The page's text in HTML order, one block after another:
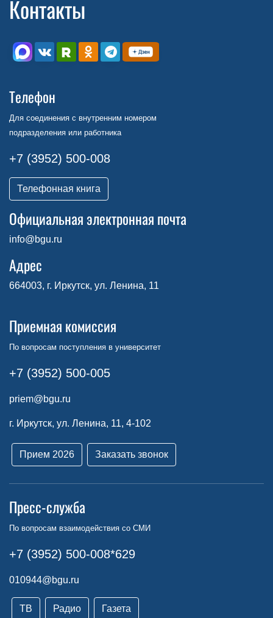
Контакты
Телефон
Для соединения с внутренним номером
подразделения или работника
+7 (3952) 500-008
Телефонная книга
Официальная электронная почта
info@bgu.ru
Адрес
664003, г. Иркутск, ул. Ленина, 11
Приемная комиссия
По вопросам поступления в университет
+7 (3952) 500-005
priem@bgu.ru
г. Иркутск, ул. Ленина, 11, 4-102
Прием 2026 Заказать звонок
Пресс-служба
По вопросам взаимодействия со СМИ
+7 (3952) 500-008*629
010944@bgu.ru
ТВ Радио Газета